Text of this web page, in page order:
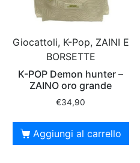
Giocattoli, K-Pop, ZAINI E
BORSETTE
K-POP Demon hunter –
ZAINO oro grande
€34,90
Aggiungi al carrello